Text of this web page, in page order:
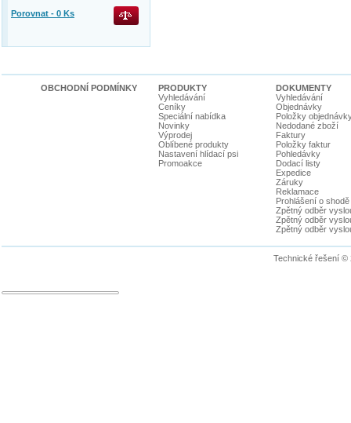
Porovnat - 0 Ks
OBCHODNÍ PODMÍNKY
PRODUKTY
Vyhledávání
Ceníky
Speciální nabídka
Novinky
Výprodej
Oblíbené produkty
Nastavení hlídací psi
Promoakce
DOKUMENTY
Vyhledávání
Objednávky
Položky
Nedodané zboží
Faktury
Položky faktur
Pohledávky
Dodací listy
Expedice
Záruky
Reklamace
Prohlášení o shodě
Zpětný odběr
Zpětný odběr
Zpětný odběr
Technické řešení ©